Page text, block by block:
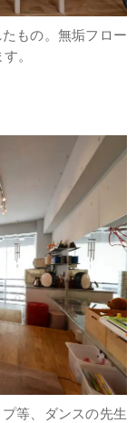
もの。無垢フロー
。
等、ダンスの先生